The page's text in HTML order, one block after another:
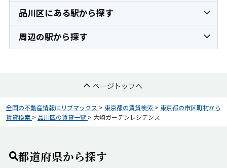
品川区にある駅から探す
周辺の駅から探す
ページトップへ
全国の不動産情報はリブマックス > 東京都の賃貸検索 > 東京都の市区町村から
賃貸検索 > 品川区の賃貸一覧 > 大崎ガーデンレジデンス
都道府県から探す